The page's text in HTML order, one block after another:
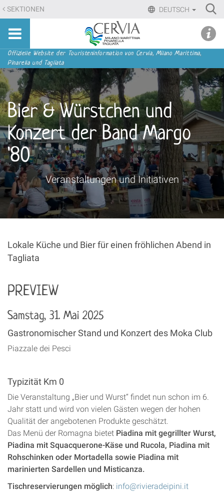
Direkt
zum
Inhalt
Direkt
zur
Navigation
DEUTSCH
SEKTIONEN
Sito
turistico
ufficiale
Cervia,
Milano
Marittima,
Pinarella,
Tagliata
Sektionen
Offizielle Website der Touristeninformation von Cervia, Milano Marittima,
Pinarella und Tagliata
Bier & Würstchen und
Konzert der Band Margo
'80
Veranstaltungen und Initiativen
Lokale Küche und Bier für einen fröhlichen Abend in
Tagliata
PREVIEW
Samstag, 31. Mai 2025
Gastronomischer Stand und Konzert des Moka Club
Piazzale dei Pesci
Typizität Km 0
Die Veranstaltung „Bier und Wurst“ findet nun schon im 6.
Jahr statt und wird von vielen Gästen wegen der hohen
Qualität der angebotenen Produkte geschätzt.
Das Menü der Romagna bietet Piadina mit gegrillter Wurst,
Piadina mit Squacquerone-Käse und Rucola, Piadina mit
Rohschinken oder Mortadella sowie Piadina mit
marinierten Sardellen und Misticanza.
Tischreservierungen möglich: info@rivieradeipini.it
menu